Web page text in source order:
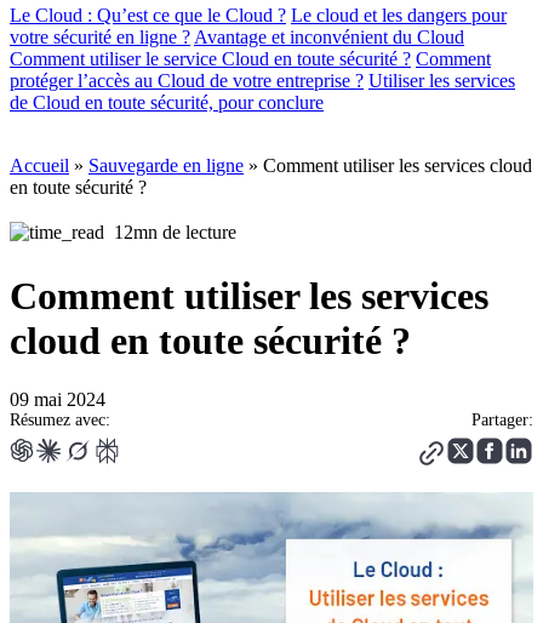
Le Cloud : Qu’est ce que le Cloud ? Le cloud et les dangers pour
votre sécurité en ligne ? Avantage et inconvénient du Cloud
Comment utiliser le service Cloud en toute sécurité ? Comment
protéger l’accès au Cloud de votre entreprise ? Utiliser les services
de Cloud en toute sécurité, pour conclure
Accueil » Sauvegarde en ligne » Comment utiliser les services cloud
en toute sécurité ?
12mn de lecture
Comment utiliser les services
cloud en toute sécurité ?
09 mai 2024
Résumez avec: Partager: